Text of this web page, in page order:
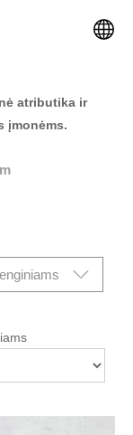
atributika ir
įmonėms.